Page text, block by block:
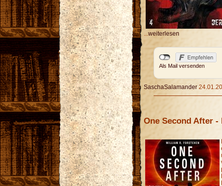
...weiterlesen
Als Mail versenden
SaschaSalamander
One Second After